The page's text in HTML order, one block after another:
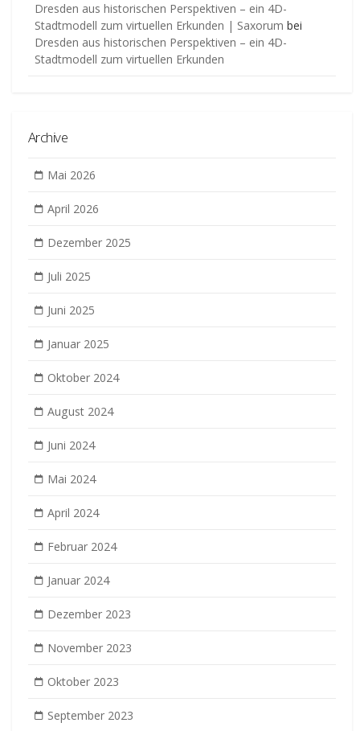
Dresden aus historischen Perspektiven – ein 4D-
Stadtmodell zum virtuellen Erkunden | Saxorum bei
Dresden aus historischen Perspektiven – ein 4D-
Stadtmodell zum virtuellen Erkunden
Archive
Mai 2026
April 2026
Dezember 2025
Juli 2025
Juni 2025
Januar 2025
Oktober 2024
August 2024
Juni 2024
Mai 2024
April 2024
Februar 2024
Januar 2024
Dezember 2023
November 2023
Oktober 2023
September 2023